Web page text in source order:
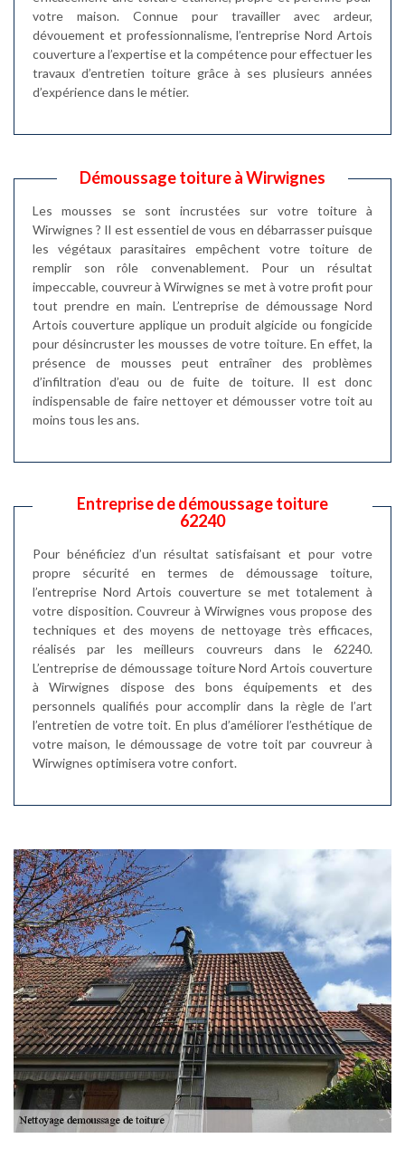
votre maison. Connue pour travailler avec ardeur,
dévouement et professionnalisme, l’entreprise Nord Artois
couverture a l’expertise et la compétence pour effectuer les
travaux d’entretien toiture grâce à ses plusieurs années
d’expérience dans le métier.
Démoussage toiture à Wirwignes
Les mousses se sont incrustées sur votre toiture à
Wirwignes ? Il est essentiel de vous en débarrasser puisque
les végétaux parasitaires empêchent votre toiture de
remplir son rôle convenablement. Pour un résultat
impeccable, couvreur à Wirwignes se met à votre profit pour
tout prendre en main. L’entreprise de démoussage Nord
Artois couverture applique un produit algicide ou fongicide
pour désincruster les mousses de votre toiture. En effet, la
présence de mousses peut entraîner des problèmes
d’infiltration d’eau ou de fuite de toiture. Il est donc
indispensable de faire nettoyer et démousser votre toit au
moins tous les ans.
Entreprise de démoussage toiture
62240
Pour bénéficiez d’un résultat satisfaisant et pour votre
propre sécurité en termes de démoussage toiture,
l’entreprise Nord Artois couverture se met totalement à
votre disposition. Couvreur à Wirwignes vous propose des
techniques et des moyens de nettoyage très efficaces,
réalisés par les meilleurs couvreurs dans le 62240.
L’entreprise de démoussage toiture Nord Artois couverture
à Wirwignes dispose des bons équipements et des
personnels qualifiés pour accomplir dans la règle de l’art
l’entretien de votre toit. En plus d’améliorer l’esthétique de
votre maison, le démoussage de votre toit par couvreur à
Wirwignes optimisera votre confort.